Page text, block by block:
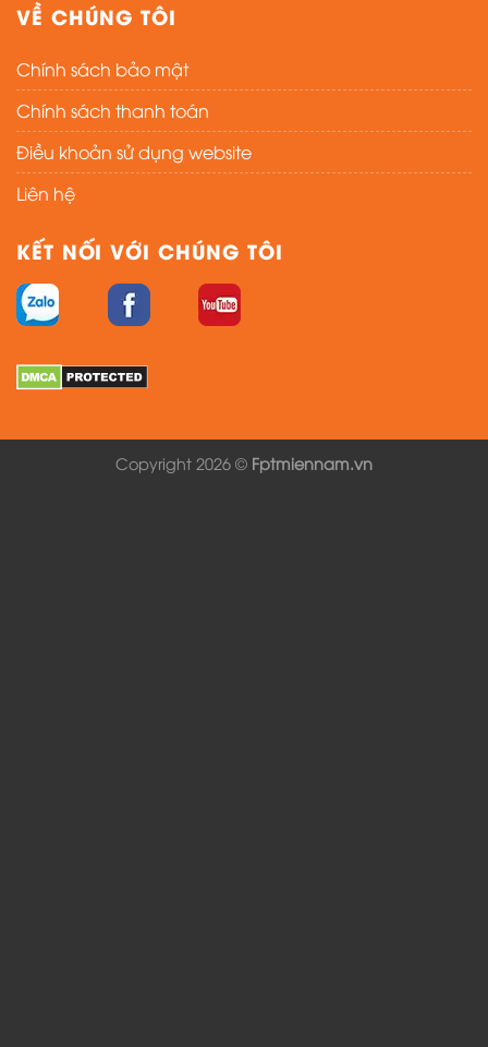
VỀ CHÚNG TÔI
Chính sách bảo mật
Chính sách thanh toán
Điều khoản sử dụng website
Liên hệ
KẾT NỐI VỚI CHÚNG TÔI
Copyright 2026 © Fptmiennam.vn